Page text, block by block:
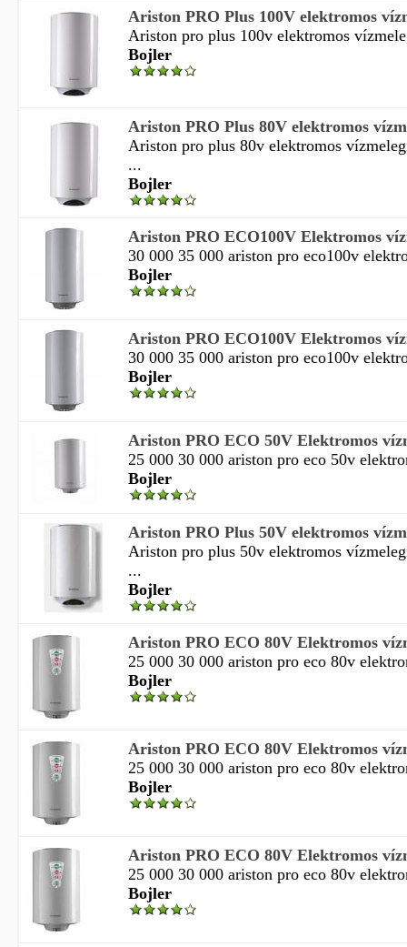
Ariston PRO Plus 100V elektromos
Ariston pro plus 100v elektromos
Bojler
Ariston PRO Plus 80V elektromos
Ariston pro plus 80v elektromos
...
Bojler
Ariston PRO ECO100V Elektromos
30 000 35 000 ariston pro eco100v
Bojler
Ariston PRO ECO100V Elektromos
30 000 35 000 ariston pro eco100v
Bojler
Ariston PRO ECO 50V Elektromos
25 000 30 000 ariston pro eco 50v
Bojler
Ariston PRO Plus 50V elektromos
Ariston pro plus 50v elektromos
...
Bojler
Ariston PRO ECO 80V Elektromos
25 000 30 000 ariston pro eco 80v
Bojler
Ariston PRO ECO 80V Elektromos
25 000 30 000 ariston pro eco 80v
Bojler
Ariston PRO ECO 80V Elektromos
25 000 30 000 ariston pro eco 80v
Bojler